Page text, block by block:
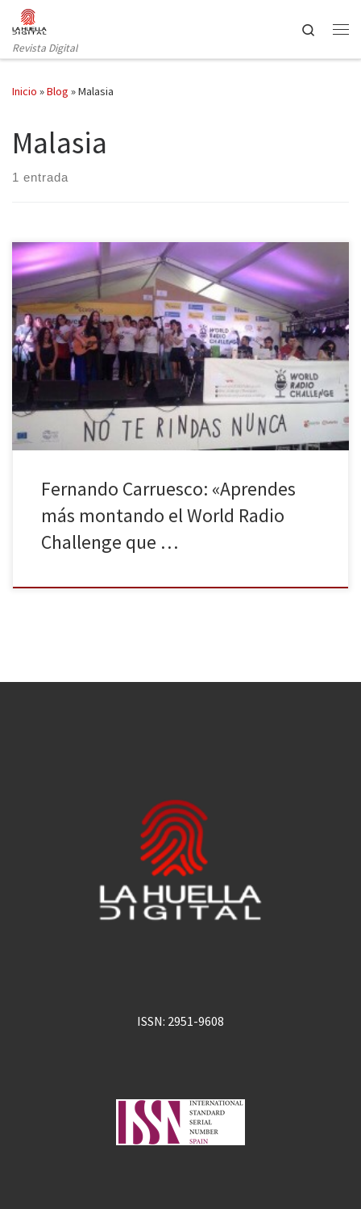
Saltar al contenido
Revista Digital
Search
Inicio »Blog »Malasia
Malasia
1 entrada
El pasado 6 de mayo la madrileña plaza de Callao acogía el
Primer mundial de radios universitarias de la historia, el World
Radio Challenge (WRC). Durante cuatro días, siete radios
universitarias de distintos países emitieron en directo y sin
descanso a través de Internet. La Universidad de Colima (México)
ganaba la […]
Fernando Carruesco: «Aprendes
más montando el World Radio
Challenge que …
ISSN: 2951-9608